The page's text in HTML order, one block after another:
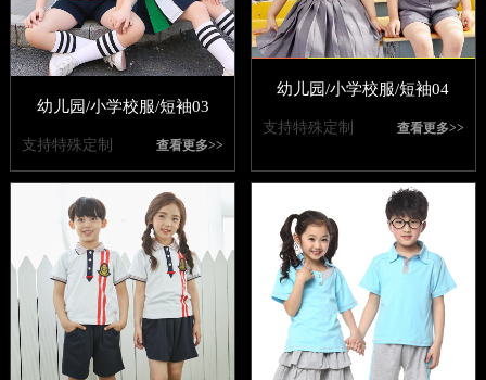
幼儿园/小学校服/短袖03
支持特殊定制 查看更多>>
幼儿园/小学校服/短袖04
支持特殊定制 查看更多>>